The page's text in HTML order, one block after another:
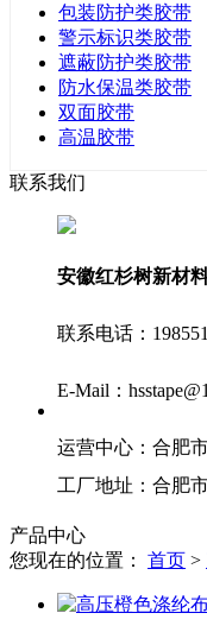
包装防护类胶带
警示标识类胶带
遮蔽防护类胶带
防水保温类胶带
双面胶带
高温胶带
联系我们
安徽红杉树新材
联系电话：
E-Mail：
运营中心：合肥
工厂地址：合肥
产品中心
您现在的位置： 首页 >